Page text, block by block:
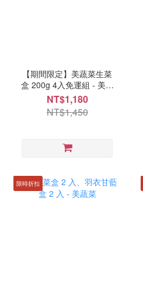
【期間限定】美蔬菜生菜
盒 200g 4入免運組 - 美蔬
菜
NT$1,180
NT$1,450
限時折扣